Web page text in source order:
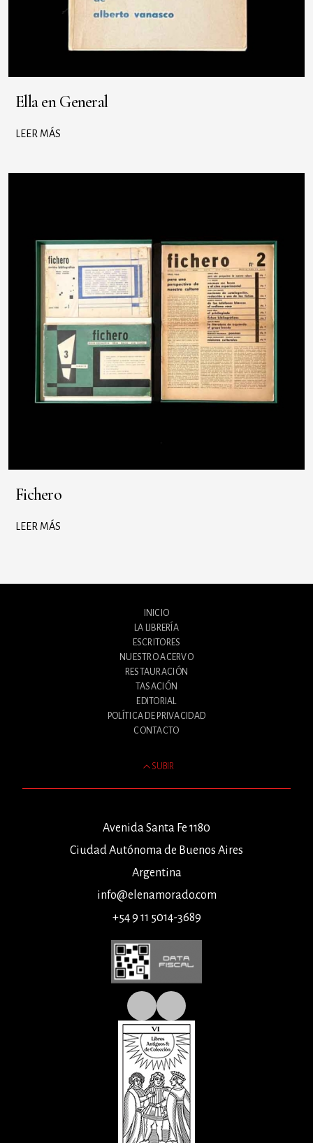
Ella en General
LEER MÁS
Fichero
LEER MÁS
INICIO
LA LIBRERÍA
ESCRITORES
NUESTRO ACERVO
RESTAURACIÓN
TASACIÓN
EDITORIAL
POLÍTICA DE PRIVACIDAD
CONTACTO
SUBIR
Avenida Santa Fe 1180
Ciudad Autónoma de Buenos Aires
Argentina
info@elenamorado.com
+54 9 11 5014-3689